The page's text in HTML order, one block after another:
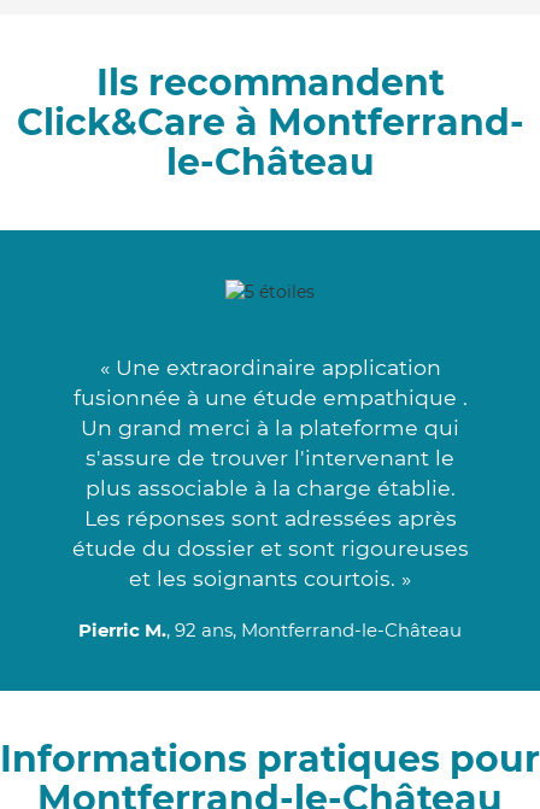
Ils recommandent
Click&Care à Montferrand-
le-Château
« Une extraordinaire application
fusionnée à une étude empathique .
Un grand merci à la plateforme qui
s'assure de trouver l'intervenant le
plus associable à la charge établie.
Les réponses sont adressées après
étude du dossier et sont rigoureuses
et les soignants courtois. »
Pierric M., 92 ans, Montferrand-le-Château
Informations pratiques pour
Montferrand-le-Château